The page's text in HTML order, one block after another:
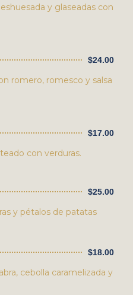
y glaseadas con
$24.00
romero, romesco y salsa
$17.00
con verduras.
$25.00
y pétalos de patatas
$18.00
cebolla caramelizada y